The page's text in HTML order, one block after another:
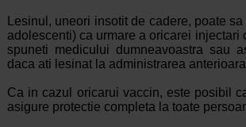
Lesinul, uneori insotit de cadere, poate
adolescenti) ca urmare a oricarei injectari
spuneti medicului dumneavoastra sau
daca ati lesinat la administrarea
Ca in cazul oricarui vaccin, este posibil
asigure protectie completa la toate